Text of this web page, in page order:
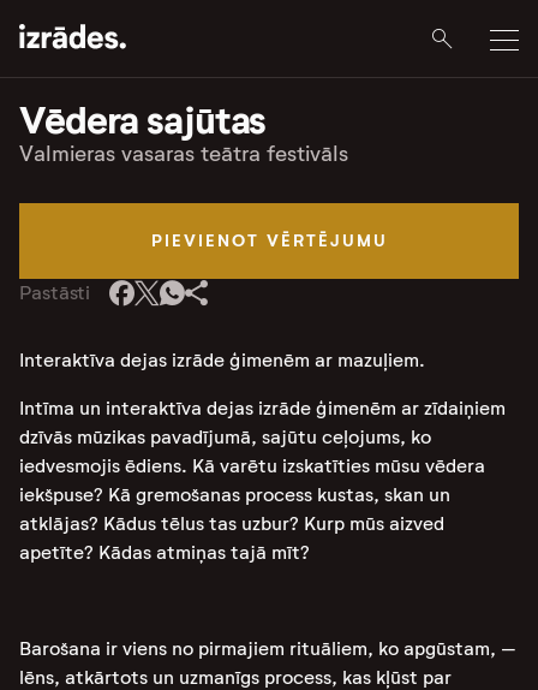
Vēdera sajūtas
Valmieras vasaras teātra festivāls
PIEVIENOT VĒRTĒJUMU
Pastāsti
Interaktīva dejas izrāde ģimenēm ar mazuļiem.
Intīma un interaktīva dejas izrāde ģimenēm ar zīdaiņiem
dzīvās mūzikas pavadījumā, sajūtu ceļojums, ko
iedvesmojis ēdiens. Kā varētu izskatīties mūsu vēdera
iekšpuse? Kā gremošanas process kustas, skan un
atklājas? Kādus tēlus tas uzbur? Kurp mūs aizved
apetīte? Kādas atmiņas tajā mīt?
Barošana ir viens no pirmajiem rituāliem, ko apgūstam, –
lēns, atkārtots un uzmanīgs process, kas kļūst par